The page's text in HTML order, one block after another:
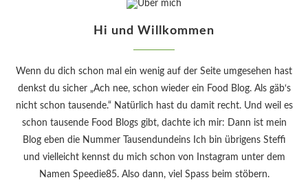
Hi und Willkommen
Wenn du dich schon mal ein wenig auf der Seite umgesehen hast
denkst du sicher „Ach nee, schon wieder ein Food Blog. Als gäb‘s
nicht schon tausende.“ Natürlich hast du damit recht. Und weil es
schon tausende Food Blogs gibt, dachte ich mir: Dann ist mein
Blog eben die Nummer Tausendundeins Ich bin übrigens Steffi
und vielleicht kennst du mich schon von Instagram unter dem
Namen Speedie85. Also dann, viel Spass beim stöbern.